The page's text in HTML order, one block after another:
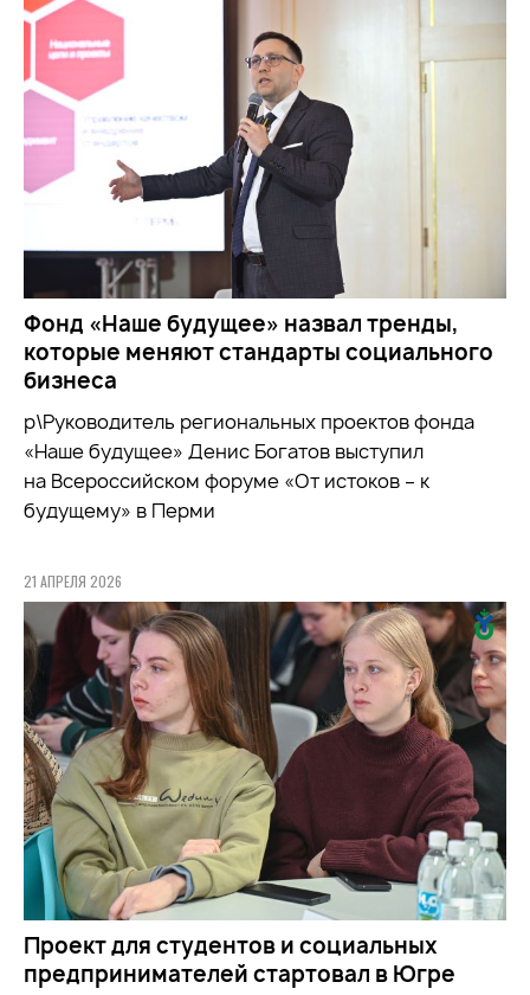
Фонд «Наше будущее» назвал тренды,
которые меняют стандарты социального
бизнеса
р\Руководитель региональных проектов фонда
«Наше будущее» Денис Богатов выступил
на Всероссийском форуме «От истоков – к
будущему» в Перми
21 АПРЕЛЯ 2026
Проект для студентов и социальных
предпринимателей стартовал в Югре